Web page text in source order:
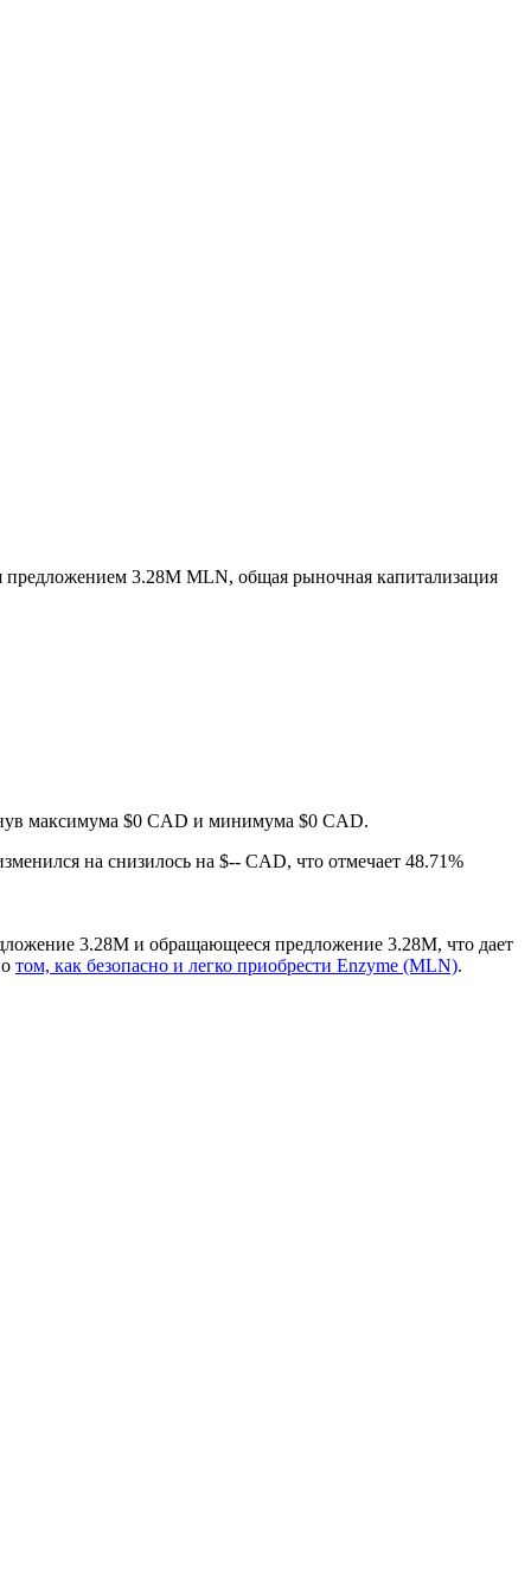
3.28M MLN, общая рыночная капитализация
максимума $0 CAD и минимума $0 CAD.
на снизилось на $-- CAD, что отмечает 48.71%
3.28M и обращающееся предложение 3.28M, что дает
том, как безопасно и легко приобрести Enzyme (MLN).